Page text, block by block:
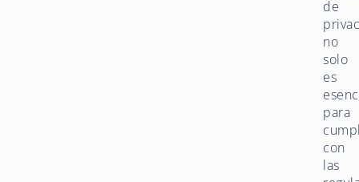
de
no
solo
es
para
con
las